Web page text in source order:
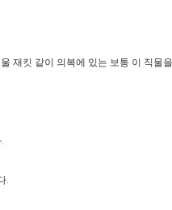
재킷 같이 의복에 있는 보통 이 직물
.